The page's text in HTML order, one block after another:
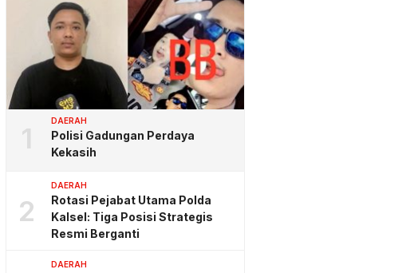
1
DAERAH
Polisi Gadungan Perdaya
Kekasih
2
DAERAH
Rotasi Pejabat Utama Polda
Kalsel: Tiga Posisi Strategis
Resmi Berganti
DAERAH